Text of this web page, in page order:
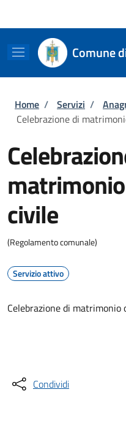
Comune
Briciole di
Home / Servizi /
Celebrazione di
civile
(Regolamento comunale)
Servizio attivo
Celebrazione di matrimonio
Condividi